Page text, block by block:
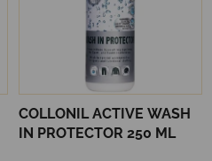
COLLONIL ACTIVE WASH
IN PROTECTOR 250 ML